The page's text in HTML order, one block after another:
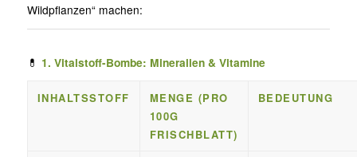
Wildpflanzen“ machen:
💊 1. Vitalstoff-Bombe: Mineralien & Vitamine
INHALTSSTOFF
MENGE (PRO
100G
FRISCHBLATT)
BEDEUTUNG